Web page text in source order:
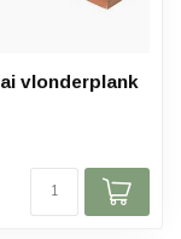
vlonderplank